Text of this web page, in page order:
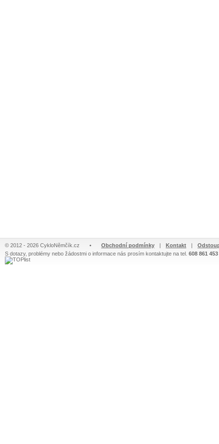
© 2012 - 2026 CykloNěmčík.cz • Obchodní podmínky | Kontakt |
S dotazy, problémy nebo žádostmi o informace nás prosím kontaktujte na tel. 608 861 453